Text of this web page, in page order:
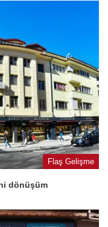
Flaş Gelişme
dönüşüm